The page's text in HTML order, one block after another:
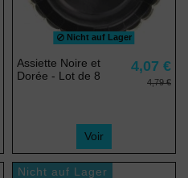
Nicht auf Lager
Assiette Noire et
Dorée - Lot de 8
4,07 €
4,79 €
Voir
Nicht auf Lager